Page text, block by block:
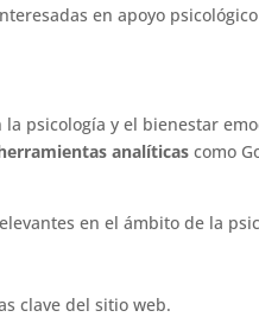
en apoyo
psicología y el bienestar
analíticas como
en el ámbito de la
clave del sitio web.